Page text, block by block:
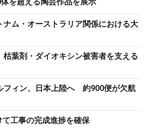
ナム・オーストラリア関係における大
枯葉剤・ダイオキシン被害者を支える
フィン、日本上陸へ 約900便が欠航
工事の完成進捗を確保